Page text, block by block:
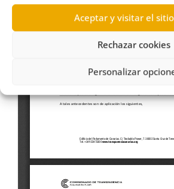
Aceptar y visitar el
Rechazar cookies
Personalizar